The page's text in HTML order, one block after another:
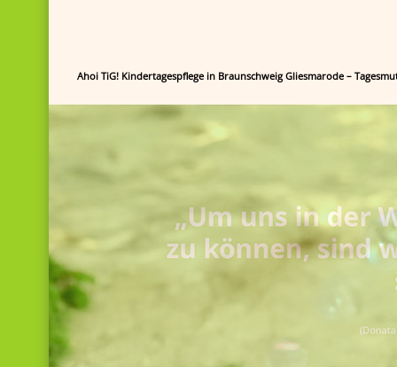
Ahoi TiG! Kindertagespflege in Braunschweig Gliesmarode –